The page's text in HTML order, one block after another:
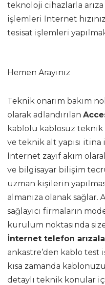
teknoloji cihazlarla
işlemleri İnternet
tesisat işlemleri
Hemen Arayınız
Teknik onarım bakım
olarak adlandırılan
kablolu kablosuz
ve teknik alt yapısı itina
İnternet zayıf akım
ve bilgisayar bilişim
uzman kişilerin
almanıza olanak sağlar.
sağlayıcı firmaların
kurulum noktasında
İnternet telefon
ankastre’den kablo test
kısa zamanda kablonuzu
detaylı teknik konular